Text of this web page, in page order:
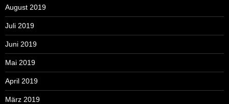
August 2019
Juli 2019
Juni 2019
Mai 2019
April 2019
März 2019